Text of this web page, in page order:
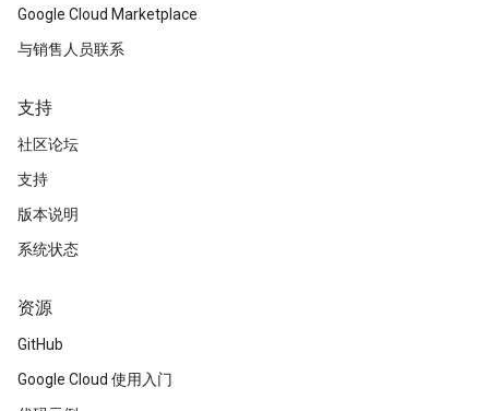
Google Cloud Marketplace
与销售人员联系
支持
社区论坛
支持
版本说明
系统状态
资源
GitHub
Google Cloud 使用入门